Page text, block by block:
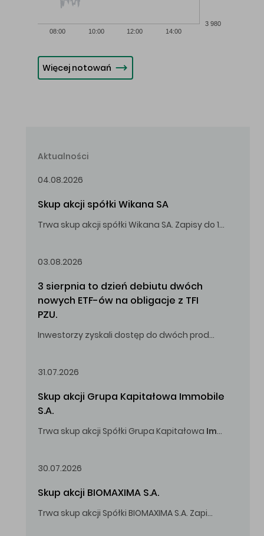
08:00 10:00 12:00 14:00
3 980
Więcej notowań
Aktualności
04.08.2026
Skup akcji spółki Wikana SA
Trwa skup akcji spółki Wikana SA. Zapisy do 14.08.2026 r. do godz. 16.00.
03.08.2026
3 sierpnia to dzień debiutu dwóch
nowych ETF-ów na obligacje z TFI
PZU.
Inwestorzy zyskali dostęp do dwóch produktów umożliwiających inwestowanie w obligacje skarbowe.
31.07.2026
Skup akcji Grupa Kapitałowa Immobile
S.A.
Trwa skup akcji Spółki Grupa Kapitałowa Immobile
30.07.2026
Skup akcji BIOMAXIMA S.A.
Trwa skup akcji Spółki BIOMAXIMA S.A. Zapisy do 4 sierpnia 2026 r. do godz. 16.00.